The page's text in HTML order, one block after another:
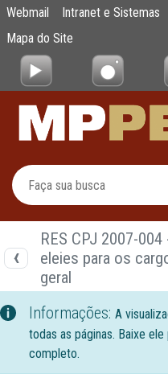
Pular para o Conteúdo principal
Documentos
Webmail Intranet e Sistemas
Mapa do Site
RES CPJ 2007-
eleies para os
geral
Informações: A
todas as páginas. Baixe
completo.